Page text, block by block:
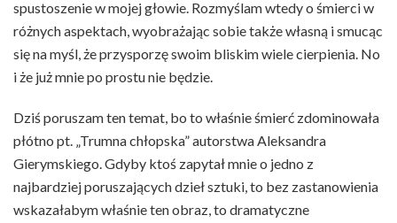
spustoszenie w mojej głowie. Rozmyślam wtedy o śmierci w
różnych aspektach, wyobrażając sobie także własną i smucąc
się na myśl, że przysporzę swoim bliskim wiele cierpienia. No
i że już mnie po prostu nie będzie.
Dziś poruszam ten temat, bo to właśnie śmierć zdominowała
płótno pt. „Trumna chłopska” autorstwa Aleksandra
Gierymskiego. Gdyby ktoś zapytał mnie o jedno z
najbardziej poruszających dzieł sztuki, to bez zastanowienia
wskazałabym właśnie ten obraz, to dramatyczne